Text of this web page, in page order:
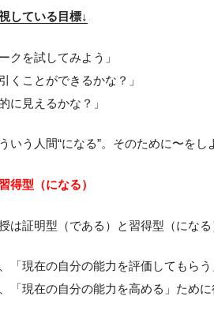
している目標↓
クを試してみよう」
くことができるかな？」
に見えるかな？」
いう人間“になる”。そのために〜をし
得型（になる）
は証明型（である）と習得型（になる
「現在の自分の能力を評価してもらう
「現在の自分の能力を高める」ために